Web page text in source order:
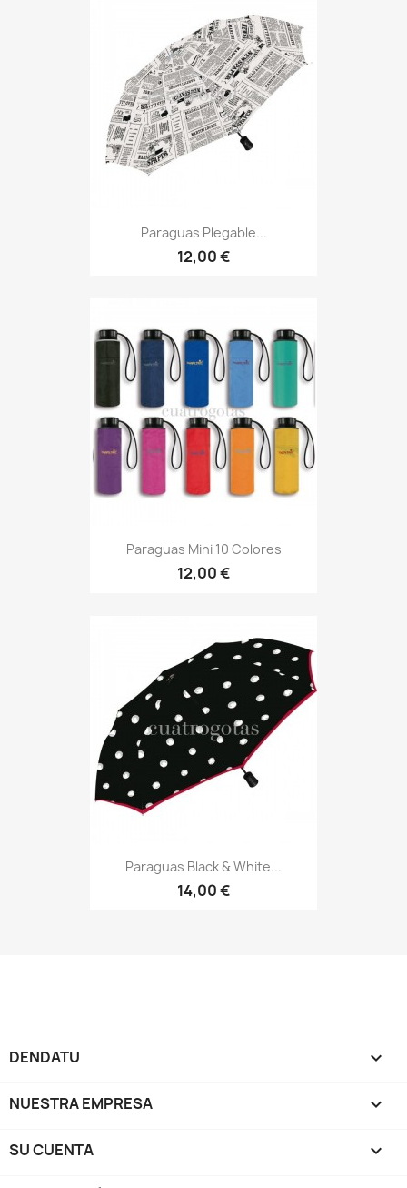
Paraguas Plegable...
12,00 €
Paraguas Mini 10 Colores
12,00 €
Paraguas Black & White...
14,00 €
DENDATU 
NUESTRA EMPRESA 
SU CUENTA 